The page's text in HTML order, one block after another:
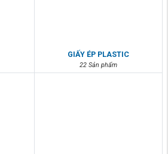
GIẤY ÉP PLASTIC
22 Sản phẩm